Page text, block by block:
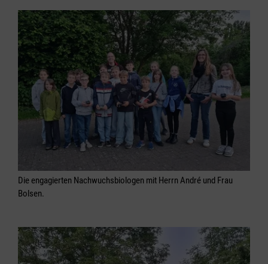
Die engagierten Nachwuchsbiologen mit Herrn André und Frau
Bolsen.